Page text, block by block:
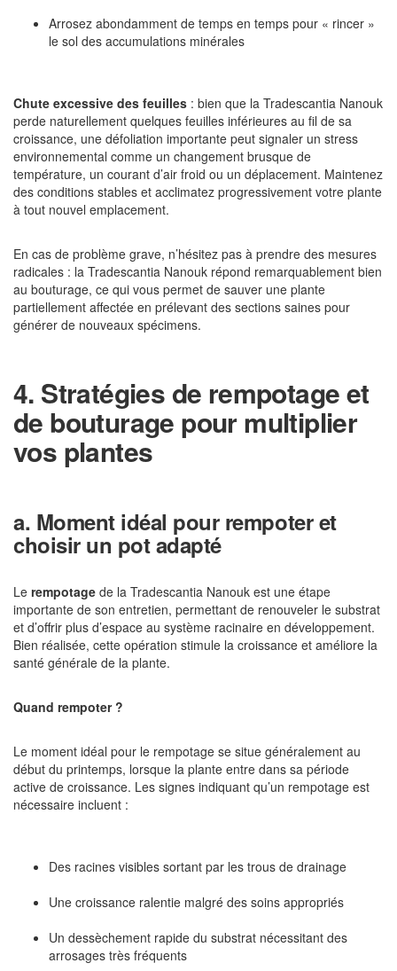
Arrosez abondamment de temps en temps pour « rincer »
le sol des accumulations minérales
Chute excessive des feuilles : bien que la Tradescantia Nanouk
perde naturellement quelques feuilles inférieures au fil de sa
croissance, une défoliation importante peut signaler un stress
environnemental comme un changement brusque de
température, un courant d’air froid ou un déplacement. Maintenez
des conditions stables et acclimatez progressivement votre plante
à tout nouvel emplacement.
En cas de problème grave, n’hésitez pas à prendre des mesures
radicales : la Tradescantia Nanouk répond remarquablement bien
au bouturage, ce qui vous permet de sauver une plante
partiellement affectée en prélevant des sections saines pour
générer de nouveaux spécimens.
4. Stratégies de rempotage et
de bouturage pour multiplier
vos plantes
a. Moment idéal pour rempoter et
choisir un pot adapté
Le rempotage de la Tradescantia Nanouk est une étape
importante de son entretien, permettant de renouveler le substrat
et d’offrir plus d’espace au système racinaire en développement.
Bien réalisée, cette opération stimule la croissance et améliore la
santé générale de la plante.
Quand rempoter ?
Le moment idéal pour le rempotage se situe généralement au
début du printemps, lorsque la plante entre dans sa période
active de croissance. Les signes indiquant qu’un rempotage est
nécessaire incluent :
Des racines visibles sortant par les trous de drainage
Une croissance ralentie malgré des soins appropriés
Un dessèchement rapide du substrat nécessitant des
arrosages très fréquents